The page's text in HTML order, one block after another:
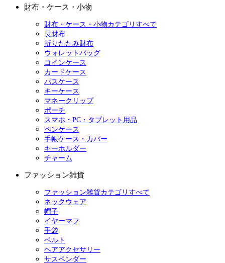
財布・ケース・小物
財布・ケース・小物カテゴリすべて
長財布
折りたたみ財布
ウォレットバッグ
コインケース
カードケース
パスケース
キーケース
マネークリップ
ポーチ
スマホ・PC・タブレット用品
ペンケース
手帳ケース・カバー
キーホルダー
チャーム
ファッション雑貨
ファッション雑貨カテゴリすべて
ネックウェア
帽子
イヤーマフ
手袋
ベルト
ヘアアクセサリー
サスペンダー